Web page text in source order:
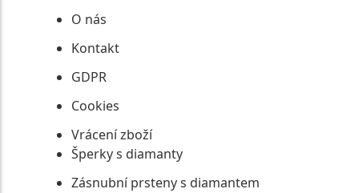
O nás
Kontakt
GDPR
Cookies
Vrácení zboží
Šperky s diamanty
Zásnubní prsteny s diamantem